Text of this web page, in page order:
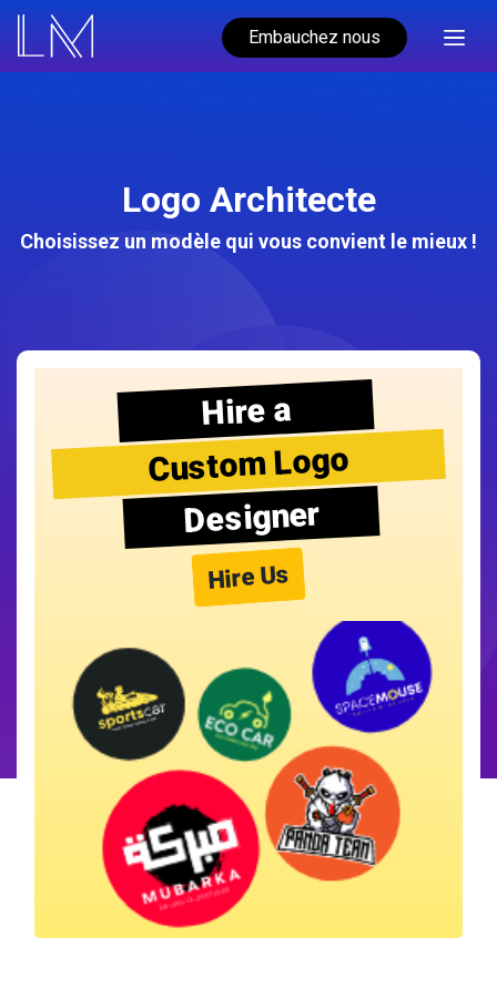
Embauchez nous
Logo Architecte
Choisissez un modèle qui vous convient le mieux !
Hire a
Custom Logo
Designer
Hire Us